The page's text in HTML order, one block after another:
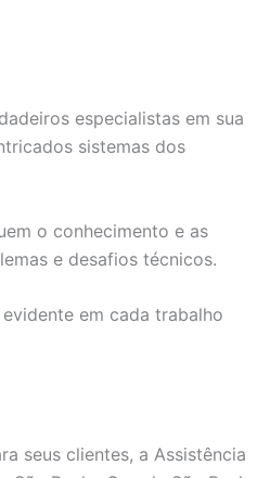
especialistas em sua
sistemas dos
o conhecimento e as
e desafios técnicos.
em cada trabalho
seus clientes, a Assistência